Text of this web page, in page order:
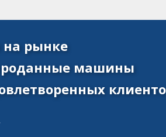
на рынке
машины